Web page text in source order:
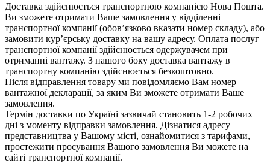
Доставка здійснюється транспортною компанією Нова Пошта.
Ви зможете отримати Ваше замовлення у відділенні
транспортної компанії (обов’язково вказати номер складу), або
замовити кур’єрську доставку на вашу адресу. Оплата послуг
транспортної компанії здійснюється одержувачем при
отриманні вантажу. З нашого боку доставка вантажу в
транспортну компанію здійснюється безкоштовно.
Після відправлення товару ми повідомляємо Вам номер
вантажної декларації, за яким Ви зможете отримати Ваше
замовлення.
Термін доставки по Україні зазвичай становить 1-2 робочих
дні з моменту відправки замовлення. Дізнатися адресу
представництва у Вашому місті, ознайомитися з тарифами,
простежити просування Вашого замовлення Ви можете на
сайті транспортної компанії.